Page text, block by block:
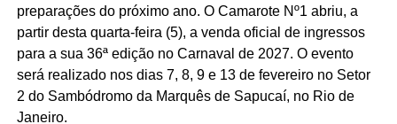
NÃO PERCA
Centauro transmitirá treinos grátis e ao vivo para
estimular exercícios em casa
preparações do próximo ano. O Camarote Nº1 abriu, a
partir desta quarta-feira (5), a venda oficial de ingressos
para a sua 36ª edição no Carnaval de 2027. O evento
será realizado nos dias 7, 8, 9 e 13 de fevereiro no Setor
2 do Sambódromo da Marquês de Sapucaí, no Rio de
Janeiro.